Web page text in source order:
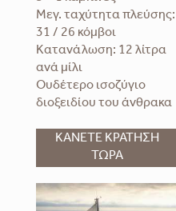
Μεγ. ταχύτητα πλεύσης:
31 / 26 κόμβοι
Κατανάλωση: 12 λίτρα
ανά μίλι
Ουδέτερο ισοζύγιο
διοξειδίου του άνθρακα
ΚΑΝΕΤΕ ΚΡΑΤΗΣΗ
ΤΩΡΑ